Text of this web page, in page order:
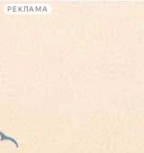
РЕКЛАМА